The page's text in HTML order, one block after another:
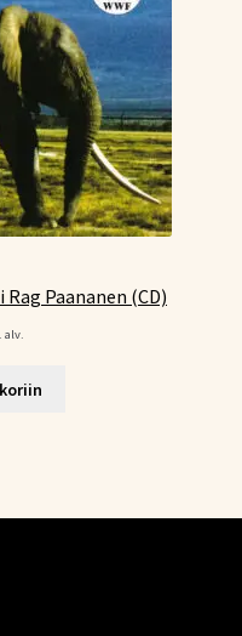
Paananen (CD)
alv.